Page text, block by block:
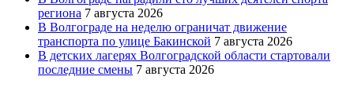
региона 7 августа 2026
В Волгограде на неделю ограничат движение
транспорта по улице Бакинской 7 августа 2026
В детских лагерях Волгоградской области стартовали
последние смены 7 августа 2026